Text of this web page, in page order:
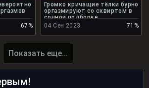
67%
Громко кричащие тёлки бурно
оргазмируют со сквиртом в
сочной подборке
04 Сен 2023
71%
Показать еще...